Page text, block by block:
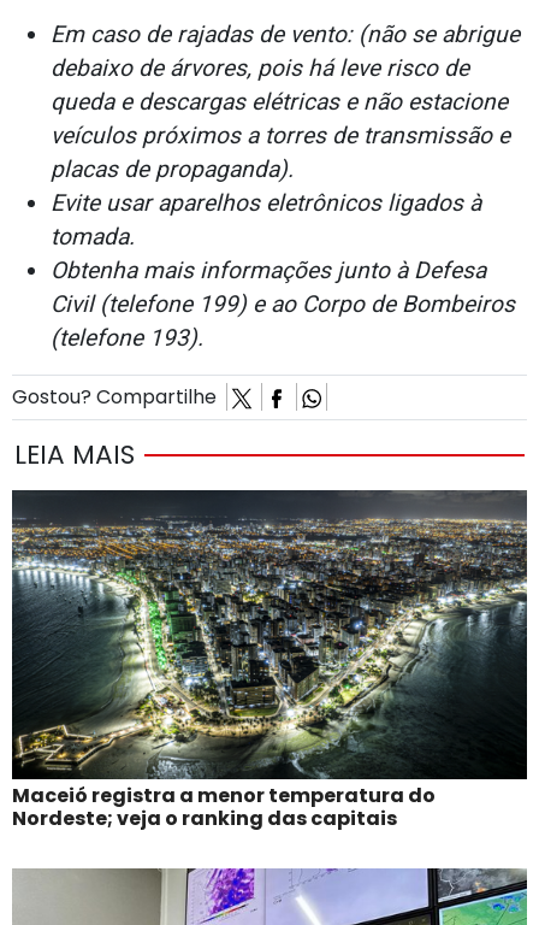
Em caso de rajadas de vento: (não se abrigue
debaixo de árvores, pois há leve risco de
queda e descargas elétricas e não estacione
veículos próximos a torres de transmissão e
placas de propaganda).
Evite usar aparelhos eletrônicos ligados à
tomada.
Obtenha mais informações junto à Defesa
Civil (telefone 199) e ao Corpo de Bombeiros
(telefone 193).
Gostou? Compartilhe
LEIA MAIS
Maceió registra a menor temperatura do
Nordeste; veja o ranking das capitais